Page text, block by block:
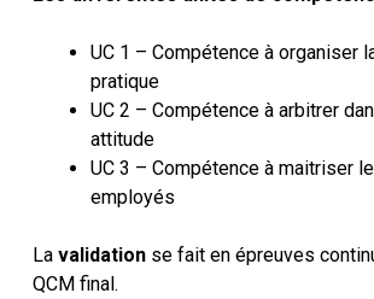
UC 1 – Compétence à organiser
pratique
UC 2 – Compétence à arbitrer
attitude
UC 3 – Compétence à maitriser
employés
Lavalidation se fait en épreuves
QCM final.